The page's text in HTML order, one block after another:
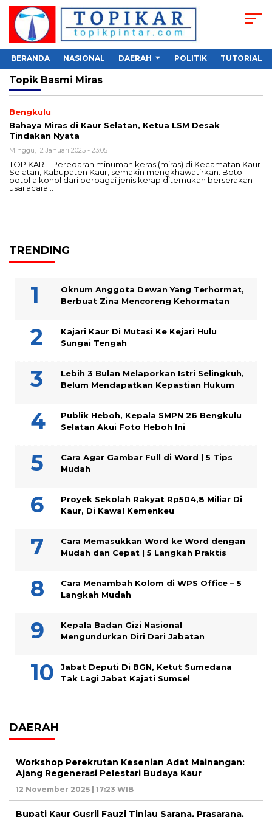
BERANDA NASIONAL DAERAH POLITIK TUTORIAL
Topik Basmi Miras
Bengkulu
Bahaya Miras di Kaur Selatan, Ketua LSM Desak
Tindakan Nyata
Minggu, 12 Januari 2025 - 23:05
TOPIKAR – Peredaran minuman keras (miras) di Kecamatan Kaur
Selatan, Kabupaten Kaur, semakin mengkhawatirkan. Botol-
botol alkohol dari berbagai jenis kerap ditemukan berserakan
usai acara…
TRENDING
Oknum Anggota Dewan Yang Terhormat,
Berbuat Zina Mencoreng Kehormatan
Kajari Kaur Di Mutasi Ke Kejari Hulu
Sungai Tengah
Lebih 3 Bulan Melaporkan Istri Selingkuh,
Belum Mendapatkan Kepastian Hukum
Publik Heboh, Kepala SMPN 26 Bengkulu
Selatan Akui Foto Heboh Ini
Cara Agar Gambar Full di Word | 5 Tips
Mudah
Proyek Sekolah Rakyat Rp504,8 Miliar Di
Kaur, Di Kawal Kemenkeu
Cara Memasukkan Word ke Word dengan
Mudah dan Cepat | 5 Langkah Praktis
Cara Menambah Kolom di WPS Office – 5
Langkah Mudah
Kepala Badan Gizi Nasional
Mengundurkan Diri Dari Jabatan
Jabat Deputi Di BGN, Ketut Sumedana
Tak Lagi Jabat Kajati Sumsel
DAERAH
Workshop Perekrutan Kesenian Adat Mainangan:
Ajang Regenerasi Pelestari Budaya Kaur
12 November 2025 | 17:23 WIB
Bupati Kaur Gusril Fauzi Tinjau Sarana, Prasarana,